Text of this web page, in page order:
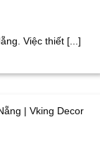
Việc thiết [...]
| Vking Decor